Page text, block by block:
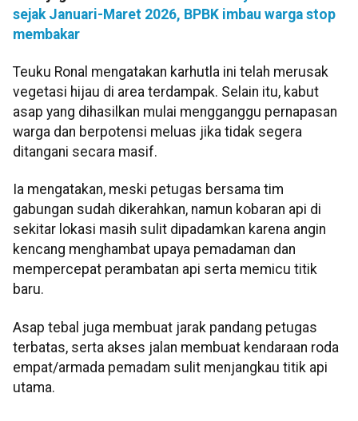
sejak Januari-Maret 2026, BPBK imbau warga stop
membakar
Teuku Ronal mengatakan karhutla ini telah merusak
vegetasi hijau di area terdampak. Selain itu, kabut
asap yang dihasilkan mulai mengganggu pernapasan
warga dan berpotensi meluas jika tidak segera
ditangani secara masif.
Ia mengatakan, meski petugas bersama tim
gabungan sudah dikerahkan, namun kobaran api di
sekitar lokasi masih sulit dipadamkan karena angin
kencang menghambat upaya pemadaman dan
mempercepat perambatan api serta memicu titik
baru.
Asap tebal juga membuat jarak pandang petugas
terbatas, serta akses jalan membuat kendaraan roda
empat/armada pemadam sulit menjangkau titik api
utama.